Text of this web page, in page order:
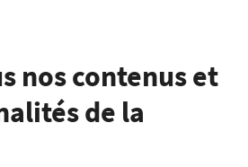
nos contenus et
de la